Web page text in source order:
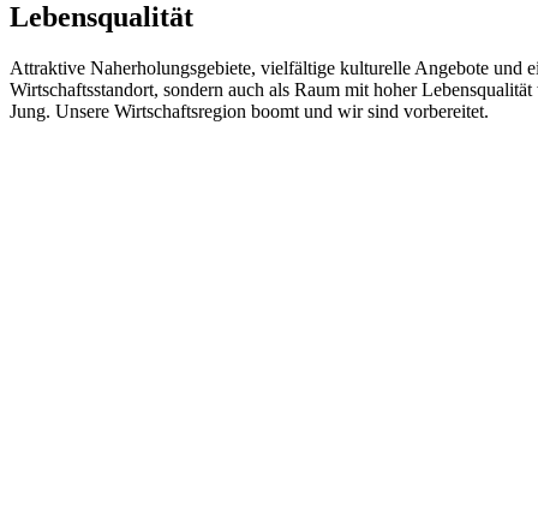
Lebensqualität
Attraktive Naherholungsgebiete, vielfältige kulturelle Angebote und
Wirtschaftsstandort, sondern auch als Raum mit hoher
Jung. Unsere Wirtschaftsregion boomt und wir sind vorbereitet.